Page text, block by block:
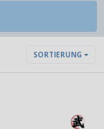
SORTIERUNG